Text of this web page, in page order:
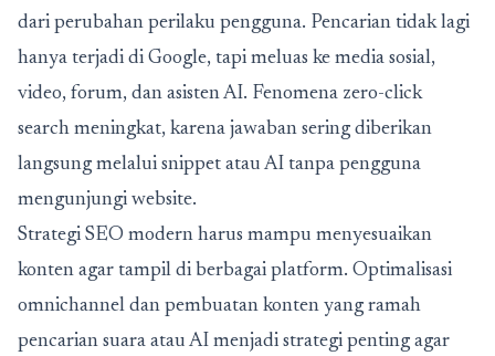
dari perubahan perilaku pengguna. Pencarian tidak lagi
hanya terjadi di Google, tapi meluas ke media sosial,
video, forum, dan asisten AI. Fenomena zero-click
search meningkat, karena jawaban sering diberikan
langsung melalui snippet atau AI tanpa pengguna
mengunjungi website.
Strategi SEO modern harus mampu menyesuaikan
konten agar tampil di berbagai platform. Optimalisasi
omnichannel dan pembuatan konten yang ramah
pencarian suara atau AI menjadi strategi penting agar